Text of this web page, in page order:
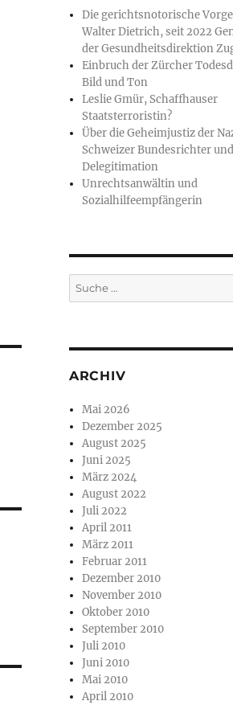
Die gerichtsnotorische
Walter Dietrich, seit 2022
der Gesundheitsdirektion
Einbruch der Zürcher
Bild und Ton
Leslie Gmür, Schaffhauser
Staatsterroristin?
Über die Geheimjustiz der
Schweizer Bundesrichter
Delegitimation
Unrechtsanwältin und
Sozialhilfeempfängerin
Suche
nach:
ARCHIV
Mai 2026
Dezember 2025
August 2025
Juni 2025
März 2024
August 2022
Juli 2022
April 2011
März 2011
Februar 2011
Dezember 2010
November 2010
Oktober 2010
September 2010
Juli 2010
Juni 2010
Mai 2010
April 2010